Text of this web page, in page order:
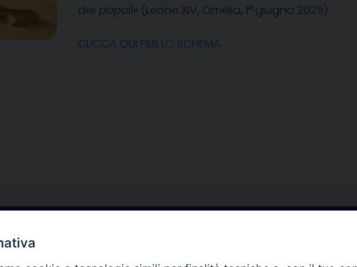
dei popoli» (Leone XIV, Omelia, 1° giugno 2025).
CLICCA QUI PER LO SCHEMA
Contatti sede legale Sorrento